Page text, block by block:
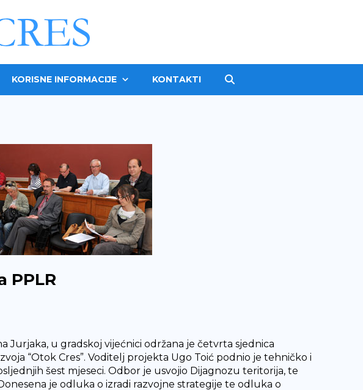
KORISNE INFORMACIJE KONTAKTI
PPLR
Jurjaka, u gradskoj vijećnici održana je četvrta sjednica
“Otok Cres”. Voditelj projekta Ugo Toić podnio je tehničko i
šest mjeseci. Odbor je usvojio Dijagnozu teritorija, te
je odluka o izradi razvojne strategije te odluka o